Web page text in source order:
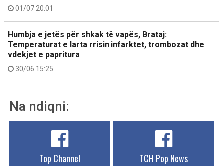
01/07 20:01
Humbja e jetës për shkak të vapës, Brataj:
Temperaturat e larta rrisin infarktet, trombozat dhe
vdekjet e papritura
30/06 15:25
Na ndiqni:
Top Channel TCH Pop News